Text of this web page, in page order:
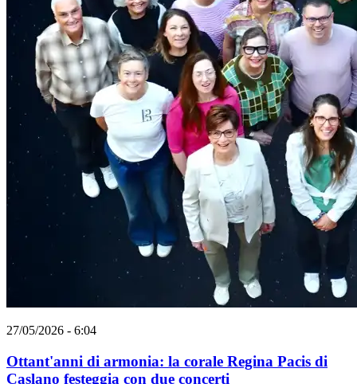
27/05/2026 - 6:04
Ottant'anni di armonia: la corale Regina Pacis di
Caslano festeggia con due concerti